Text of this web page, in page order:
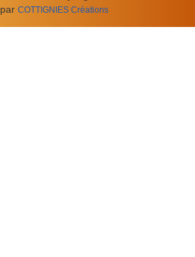
COT­TIG­NIES Créations